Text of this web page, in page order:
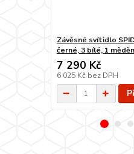
Závěsné svítidlo
černé, 3 bílé, 1
7 290 Kč
6 025 Kč bez DPH